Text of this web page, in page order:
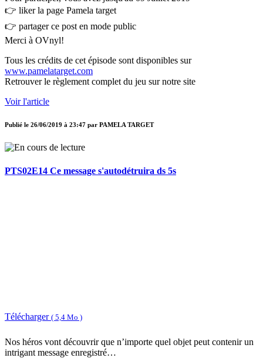
👉 liker la page Pamela target
👉 partager ce post en mode public
Merci à OVnyl!
Tous les crédits de cet épisode sont disponibles sur
www.pamelatarget.com
Retrouver le règlement complet du jeu sur notre site
Voir l'article
Publié le 26/06/2019 à 23:47 par PAMELA TARGET
PTS02E14 Ce message s'autodétruira ds 5s
Télécharger ( 5,4 Mo )
Nos héros vont découvrir que n’importe quel objet peut contenir un
intrigant message enregistré…